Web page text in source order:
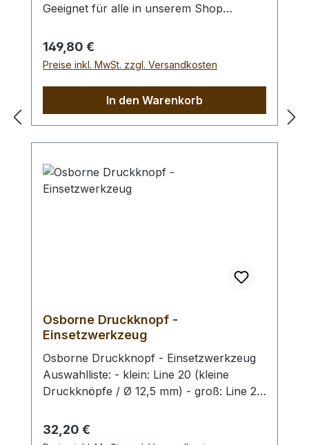
Geeignet für alle in unserem Shop
einer Größe von 15 mm. Achtung: - Für
die Verwendung benötigen Sie eine
Spindelpresse mit einem 1/4" Gewinde mit
Abmessungen:Gewinde oben: 1/4" mit
24er Steigung (6,35 mm)Einsatz unten: Ø
12 mm
Regulärer Preis:
149,80 €
Preise inkl. MwSt. zzgl. Versandkosten
In den Warenkorb
Osborne Druckknopf -
Einsetzwerkzeug
Osborne Druckknopf - Einsetzwerkzeug
Auswahlliste: - klein: Line 20 (kleine
Druckknöpfe / Ø 12,5 mm) - groß: Line 24
Sie benutzen unser Universal -
Druckknopf - Einsetzwerkzeug. (für beide
Regulärer Preis:
32,20 €